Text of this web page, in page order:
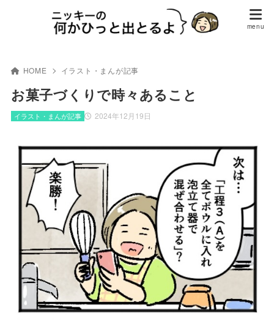
HOME イラスト・まんが記事
お菓子づくりで時々あること
2024年12月19日
イラスト・まんが記事